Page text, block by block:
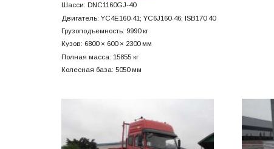
Шасси: DNC1160GJ-40
Двигатель: YC4E160-41; YC6J160-46; ISB170 40
Грузоподъемность: 9990 кг
Кузов: 6800 × 600 × 2300 мм
Полная масса: 15855 кг
Колесная база: 5050 мм